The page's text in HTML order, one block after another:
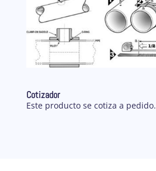
Cotizador
Este producto se cotiza a pedido.